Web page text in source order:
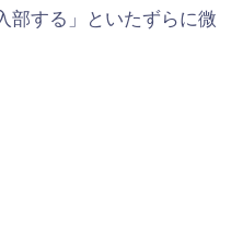
部する」といたずらに微